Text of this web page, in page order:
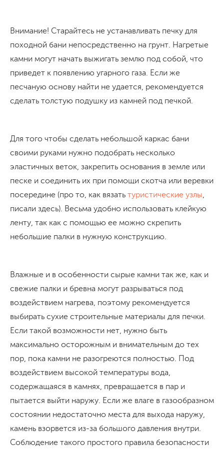
Внимание! Старайтесь не устанавливать печку для
походной бани непосредственно на грунт. Нагретые
камни могут начать выжигать землю под собой, что
приведет к появлению угарного газа. Если же
песчаную основу найти не удается, рекомендуется
сделать толстую подушку из камней под печкой.
Для того чтобы сделать небольшой каркас бани
своими руками нужно подобрать несколько
эластичных веток, закрепить основания в земле или
песке и соединить их при помощи скотча или веревки
посередине (про то, как вязать туристические узлы,
писали здесь). Весьма удобно использовать клейкую
ленту, так как с помощью ее можно скрепить
небольшие палки в нужную конструкцию.
Влажные и в особенности сырые камни так же, как и
свежие палки и бревна могут разрываться под
воздействием нагрева, поэтому рекомендуется
выбирать сухие строительные материалы для печки.
Если такой возможности нет, нужно быть
максимально осторожным и внимательным до тех
пор, пока камни не разогреются полностью. Под
воздействием высокой температуры вода,
содержащаяся в камнях, превращается в пар и
пытается выйти наружу. Если же влаге в газообразном
состоянии недостаточно места для выхода наружу,
камень взорвется из-за большого давления внутри.
Соблюдение такого простого правила безопасности